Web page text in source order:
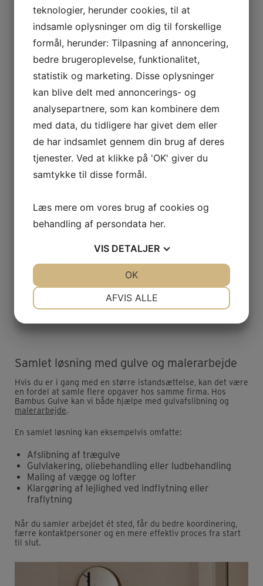
Samlet løsning med gulve og malerarbejde
Hvis du er i gang med en større istandsættelse, kan det være
en fordel at samle flere opgaver hos samme firma. Hos
Bambus Gulve kan vi både hjælpe med gulvafslibning og
malerarbejde.
En samlet løsning kan eksempelvis omfatte:
Afslibning af trægulve
Gulvlakering, oliebehandling eller ludbehandling
Maling af vægge og lofter
Klargøring af lejlighed ved indflytning eller
fraflytning
Når du samler arbejdet ét sted, får du bedre koordinering,
færre kontaktpersoner og en mere effektiv proces fra start
til slut.
teknologier, herunder cookies, til at
indsamle oplysninger om dig til forskellige
formål, herunder: Tilpasning af annoncering,
bedre brugeroplevelse, funktionalitet,
statistik og marketing. Disse oplysninger
kan blive delt med annoncerings- og
analysepartnere, som kan kombinere dem
med data, du tidligere har givet dem eller
de har indsamlet gennem din brug af deres
tjenester. Ved at klikke på 'OK' giver du
samtykke til disse formål.
Læs mere om vores brug af cookies og
behandling af persondata her.
VIS DETALJER
AFVIS ALLE
OK